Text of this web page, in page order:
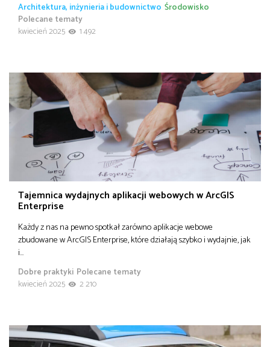
Architektura, inżynieria i budownictwo
Polecane tematy
Środowisko
kwiecień 2025
1 492
Tajemnica wydajnych aplikacji webowych w ArcGIS
Enterprise
Każdy z nas na pewno spotkał zarówno aplikacje webowe
zbudowane w ArcGIS Enterprise, które działają szybko i wydajnie, jak
i…
Dobre praktyki Polecane tematy
kwiecień 2025
2 210